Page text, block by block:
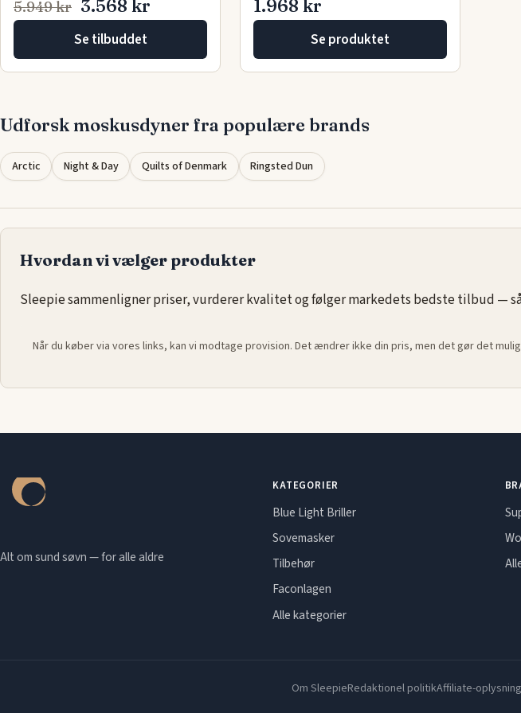
5.949 kr 3.568 kr
Se tilbuddet
1.968 kr
Se produktet
Udforsk moskusdyner fra populære brands
Arctic Night & Day Quilts of Denmark Ringsted Dun
Hvordan vi vælger produkter
Sleepie sammenligner priser, vurderer kvalitet og følger markedets bedste tilbud —
Når du køber via vores links, kan vi modtage provision. Det ændrer ikke din pris, men det gør det
Alt om sund søvn — for alle aldre
KATEGORIER
Blue Light Briller
Sovemasker
Tilbehør
Faconlagen
Alle kategorier
Om SleepieRedaktionel politikAffiliate-oplysning